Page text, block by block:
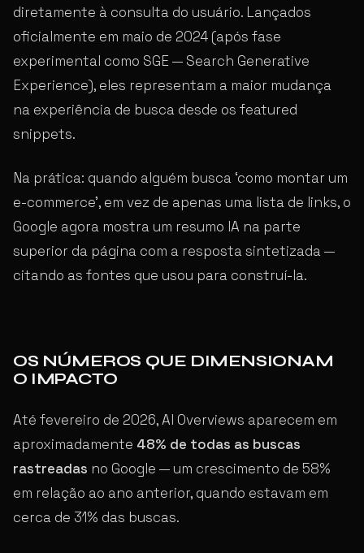
diretamente à consulta do usuário. Lançados
oficialmente em maio de 2024 (após fase
experimental como SGE — Search Generative
Experience), eles representam a maior mudança
na experiência de busca desde os featured
snippets.
Na prática: quando alguém busca ‘como montar um
e-commerce’, em vez de apenas uma lista de links, o
Google agora mostra um resumo IA na parte
superior da página com a resposta sintetizada —
citando as fontes que usou para construí-la.
OS NÚMEROS QUE DIMENSIONAM
O IMPACTO
Até fevereiro de 2026, AI Overviews aparecem em
aproximadamente 48% de todas as buscas
rastreadas no Google — um crescimento de 58%
em relação ao ano anterior, quando estavam em
cerca de 31% das buscas.